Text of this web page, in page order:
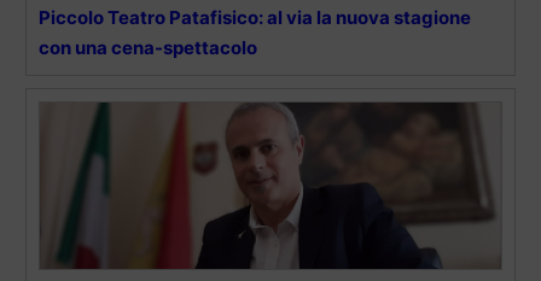
Piccolo Teatro Patafisico: al via la nuova stagione
con una cena-spettacolo